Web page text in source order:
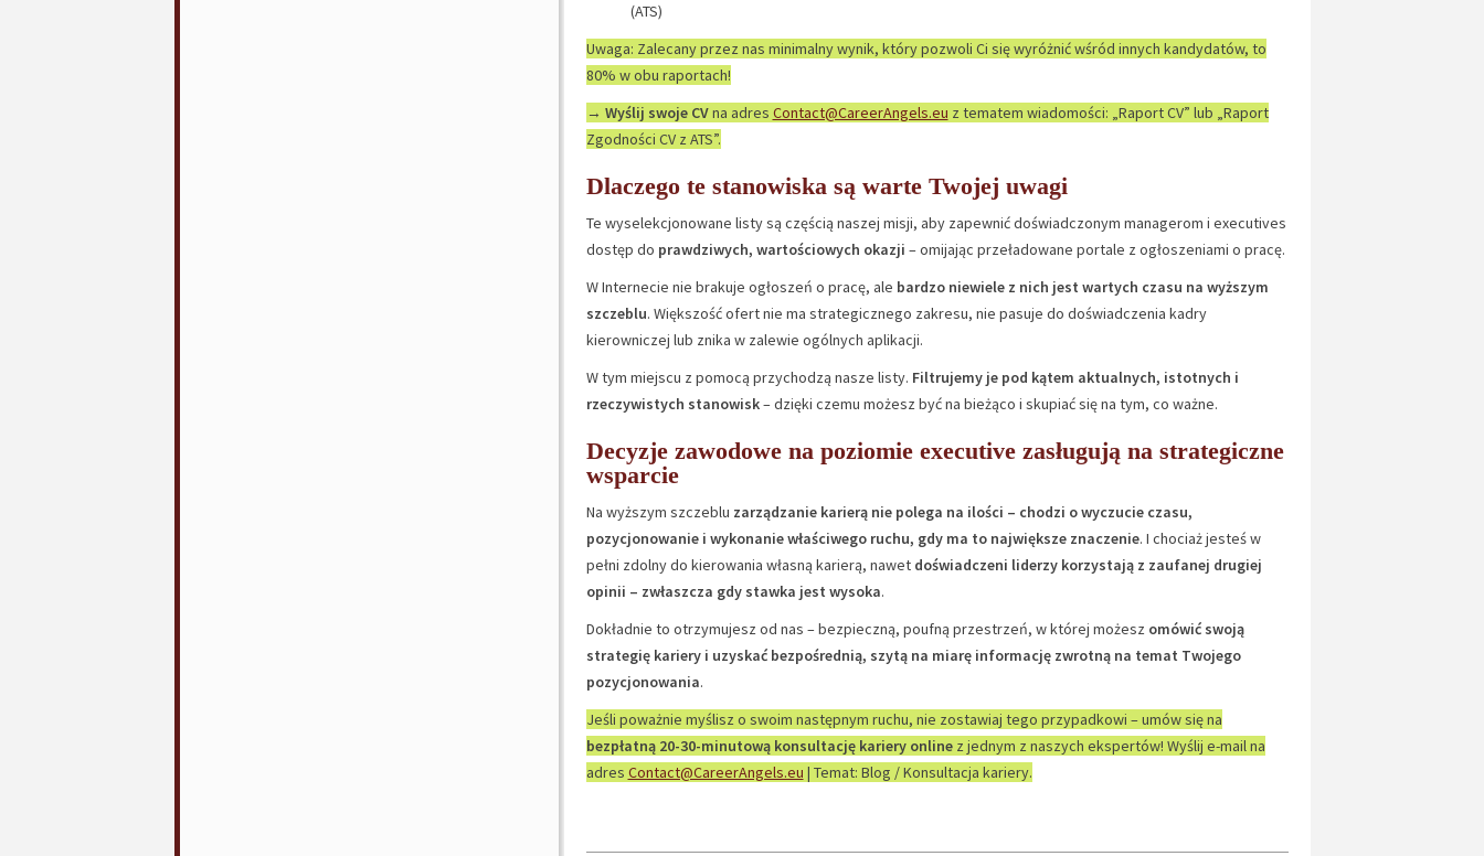
(ATS)
Uwaga: Zalecany przez nas minimalny wynik, który pozwoli Ci się wyróżnić wśród innych kandydatów, to
80% w obu raportach!
→ Wyślij swoje CVna adres Contact@CareerAngels.eu z tematem wiadomości: „Raport CV” lub „Raport
Zgodności CV z ATS”.
Dlaczego te stanowiska są warte Twojej uwagi
Te wyselekcjonowane listy są częścią naszej misji, aby zapewnić doświadczonym managerom i executives
dostęp do prawdziwych, wartościowych okazji – omijając przeładowane portale z ogłoszeniami o pracę.
W Internecie nie brakuje ogłoszeń o pracę, ale bardzo niewiele z nich jest wartych czasu na wyższym
szczeblu. Większość ofert nie ma strategicznego zakresu, nie pasuje do doświadczenia kadry
kierowniczej lub znika w zalewie ogólnych aplikacji.
W tym miejscu z pomocą przychodzą nasze listy. Filtrujemy je pod kątem aktualnych, istotnych i
rzeczywistych stanowisk– dzięki czemu możesz być na bieżąco i skupiać się na tym, co ważne.
Decyzje zawodowe na poziomie executive zasługują na strategiczne
wsparcie
Na wyższym szczeblu zarządzanie karierą nie polega na ilości – chodzi o wyczucie czasu,
pozycjonowanie i wykonanie właściwego ruchu, gdy ma to największe znaczenie. I chociaż jesteś w
pełni zdolny do kierowania własną karierą, nawet doświadczeni liderzy korzystają z zaufanej drugiej
opinii – zwłaszcza gdy stawka jest wysoka.
Dokładnie to otrzymujesz od nas – bezpieczną, poufną przestrzeń, w której możesz omówić swoją
strategię kariery i uzyskać bezpośrednią, szytą na miarę informację zwrotną na temat Twojego
pozycjonowania.
Jeśli poważnie myślisz o swoim następnym ruchu, nie zostawiaj tego przypadkowi – umów się na
bezpłatną 20-30-minutową konsultację kariery onlinez jednym z naszych ekspertów! Wyślij e-mail na
adres Contact@CareerAngels.eu | Temat: Blog / Konsultacja kariery.